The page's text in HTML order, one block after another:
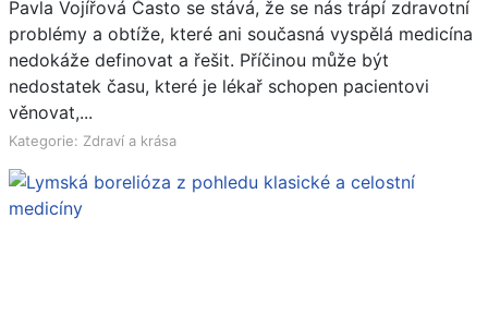
Pavla Vojířová Často se stává, že se nás trápí zdravotní
problémy a obtíže, které ani současná vyspělá medicína
nedokáže definovat a řešit. Příčinou může být
nedostatek času, které je lékař schopen pacientovi
věnovat,...
Kategorie: Zdraví a krása